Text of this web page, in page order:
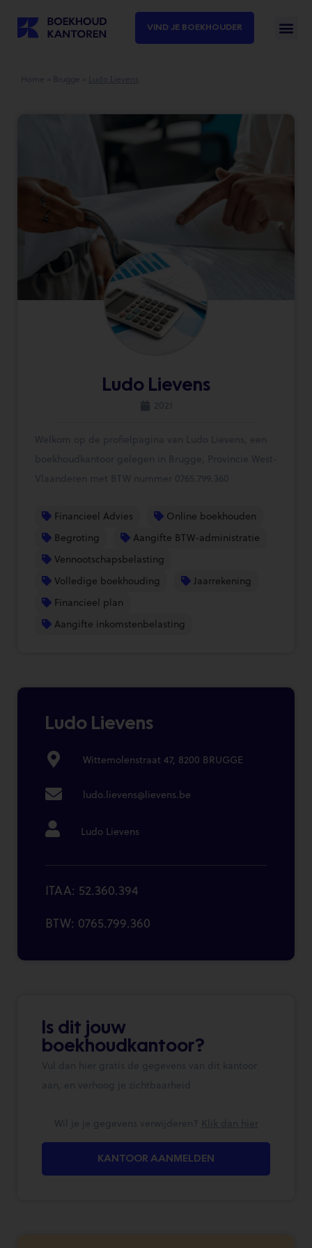
VIND JE BOEKHOUDER
Ludo Lievens
2021
Welkom op de profielpagina van Ludo Lievens, een
boekhoudkantoor gelegen in Brugge, Provincie West-
Vlaanderen met BTW nummer 0765.799.360
Financieel Advies
Online boekhouden
Begroting
Aangifte BTW-administratie
Vennootschapsbelasting
Volledige boekhouding
Jaarrekening
Financieel plan
Aangifte inkomstenbelasting
Ludo Lievens
Wittemolenstraat 47, 8200 BRUGGE
ludo.lievens@lievens.be
Ludo Lievens
ITAA: 52.360.394
BTW: 0765.799.360
Is dit jouw
boekhoudkantoor?
Vul dan hier gratis de gegevens van dit kantoor
aan, en verhoog je zichtbaarheid
Wil je je gegevens verwijderen? Klik dan hier
KANTOOR AANMELDEN